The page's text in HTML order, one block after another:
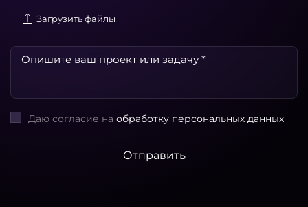
Загрузить файлы
Даю согласие на обработку персональных данных
Отправить